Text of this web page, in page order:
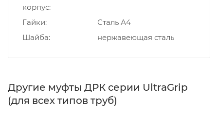
корпус
Гайки
Сталь А4
Шайба
нержавеющая сталь
Другие муфты ДРК серии UltraGrip
(для всех типов труб)